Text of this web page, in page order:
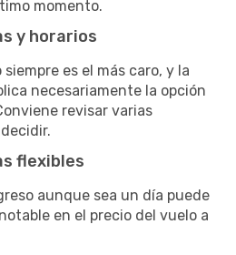
momento.
y horarios
es el más caro, y la
necesariamente la opción
revisar varias
flexibles
aunque sea un día puede
en el precio del vuelo a